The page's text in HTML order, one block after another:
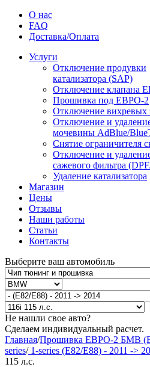
О нас
FAQ
Доставка/Оплата
Услуги
Отключение продувки
катализатора (SAP)
Отключение клапана
Прошивка под ЕВРО-2
Отключение вихревых
Отключение и
мочевины AdBlue/
Снятие ограничителя
Отключение и
сажевого фильтра
Удаление катализатора
Магазин
Цены
Отзывы
Наши работы
Статьи
Контакты
Выберите ваш автомобиль
Не нашли свое авто?
Сделаем индивидуальный расчет.
Главная/Прошивка ЕВРО-2 БМВ
series/1-series (E82/E88) - 2011 ->
115 л.с.